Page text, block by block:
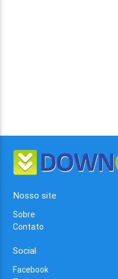
Nosso site
Sobre
Contato
Social
Facebook